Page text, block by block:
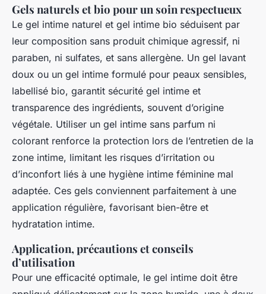
Gels naturels et bio pour un soin respectueux
Le gel intime naturel et gel intime bio séduisent par
leur composition sans produit chimique agressif, ni
paraben, ni sulfates, et sans allergène. Un gel lavant
doux ou un gel intime formulé pour peaux sensibles,
labellisé bio, garantit sécurité gel intime et
transparence des ingrédients, souvent d’origine
végétale. Utiliser un gel intime sans parfum ni
colorant renforce la protection lors de l’entretien de la
zone intime, limitant les risques d’irritation ou
d’inconfort liés à une hygiène intime féminine mal
adaptée. Ces gels conviennent parfaitement à une
application régulière, favorisant bien-être et
hydratation intime.
Application, précautions et conseils
d’utilisation
Pour une efficacité optimale, le gel intime doit être